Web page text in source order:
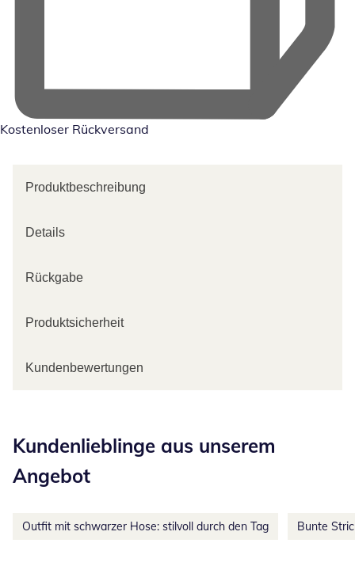
Kostenloser Rückversand
Produktbeschreibung
Details
Rückgabe
Produktsicherheit
Kundenbewertungen
Kundenlieblinge aus unserem
Angebot
Outfit mit schwarzer Hose: stilvoll durch den Tag Bunte